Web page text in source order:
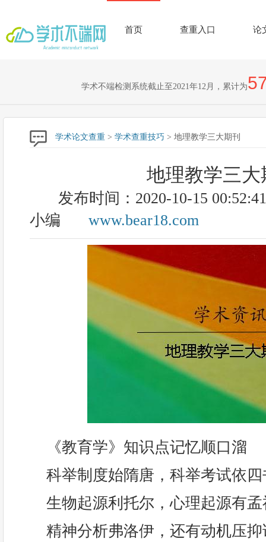
首页 查重入口 论
学术不端检测系统截止至2021年12月，累计为
学术论文查重 > 学术查重技巧 > 地理教学三大期刊
地理教学三大
发布时间：2020-10-15 00:52:41
小编
www.bear18.com
《教育学》知识点记忆顺口溜
科举制度始隋唐，科举考试依
生物起源利托尔，心理起源有
精神分析弗洛伊，还有动机压